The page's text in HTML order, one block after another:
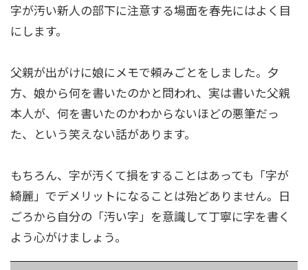
字が汚い新人の部下に注意する場面を春先にはよく目
にします。
父親が出がけに娘にメモで頼みごとをしました。夕
方、娘から何を書いたのかと問われ、実は書いた父親
本人が、何を書いたのかわからないほどの悪筆だっ
た、という笑えない話があります。
もちろん、字が汚くて損をすることはあっても「字が
綺麗」でデメリットになることは殆どありません。日
ごろから自分の「汚い字」を意識して丁寧に字を書く
よう心がけましょう。